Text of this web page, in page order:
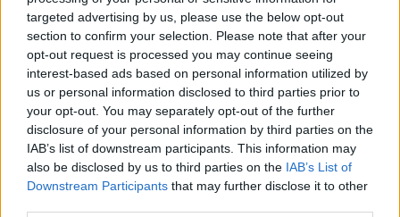
targeted advertising by us, please use the below opt-out
section to confirm your selection. Please note that after your
opt-out request is processed you may continue seeing
interest-based ads based on personal information utilized by
us or personal information disclosed to third parties prior to
your opt-out. You may separately opt-out of the further
disclosure of your personal information by third parties on the
IAB’s list of downstream participants. This information may
also be disclosed by us to third parties on the IAB’s List of
Downstream Participants that may further disclose it to other
partidos y medio de la octava plaza de los Utah Jazz
cuando les quedan 15 partidos por jugar. Es decir, que lo
tienen muy complicado para clasificarse. Esto rompería
la racha personal de James que lleva 13 años
consecutivos metiéndose en la postemporada.
"Está claro que voy a estar pendiente aunque no esté
dentro, y parece que nuestras posibilidades son cada